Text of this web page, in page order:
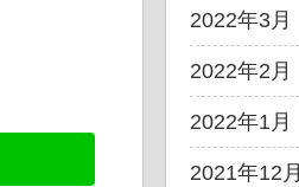
2022年3月
2022年2月
2022年1月
2021年12月